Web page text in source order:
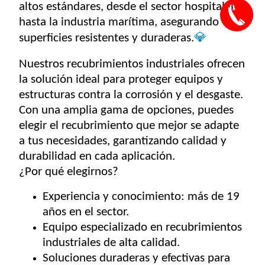
altos estándares, desde el sector hospitalario
hasta la industria marítima, asegurando
superficies resistentes y duraderas.💎
Nuestros recubrimientos industriales ofrecen
la solución ideal para proteger equipos y
estructuras contra la corrosión y el desgaste.
Con una amplia gama de opciones, puedes
elegir el recubrimiento que mejor se adapte
a tus necesidades, garantizando calidad y
durabilidad en cada aplicación.
¿Por qué elegirnos?
Experiencia y conocimiento: más de 19
años en el sector.
Equipo especializado en recubrimientos
industriales de alta calidad.
Soluciones duraderas y efectivas para